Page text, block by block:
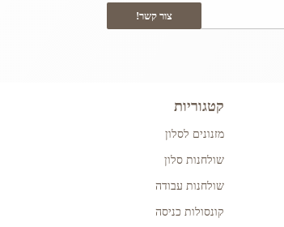
צור קשר!
קטגוריות
מזנונים לסלון
שולחנות סלון
שולחנות עבודה
קונסולות כניסה